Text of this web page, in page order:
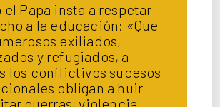
el Papa insta a respetar
a la educación: «Que
exiliados,
y refugiados, a
los conflictivos sucesos
obligan a huir